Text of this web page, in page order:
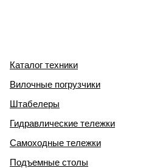
Каталог техники
Вилочные погрузчики
Штабелеры
Гидравлические тележки
Самоходные тележки
Подъемные столы